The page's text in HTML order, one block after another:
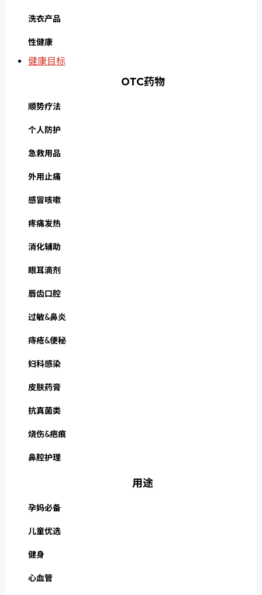
洗衣产品
性健康
健康目标
OTC药物
顺势疗法
个人防护
急救用品
外用止痛
感冒咳嗽
疼痛发热
消化辅助
眼耳滴剂
唇齿口腔
过敏&鼻炎
痔疮&便秘
妇科感染
皮肤药膏
抗真菌类
烧伤&疤痕
鼻腔护理
用途
孕妈必备
儿童优选
健身
心血管